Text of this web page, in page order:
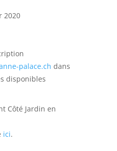
2020
palace.ch dans
disponibles
Côté Jardin en
ici.